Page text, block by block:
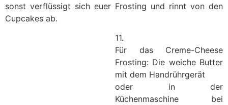
sonst verflüssigt sich euer Frosting und rinnt von den
Cupcakes ab.
11.
Für das Creme-Cheese
Frosting: Die weiche Butter
mit dem Handrührgerät
oder in der
Küchenmaschine bei